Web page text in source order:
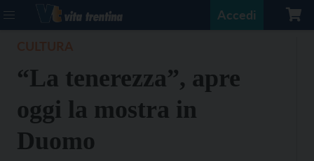
Accedi
“La tenerezza”, apre
oggi la mostra in
Duomo